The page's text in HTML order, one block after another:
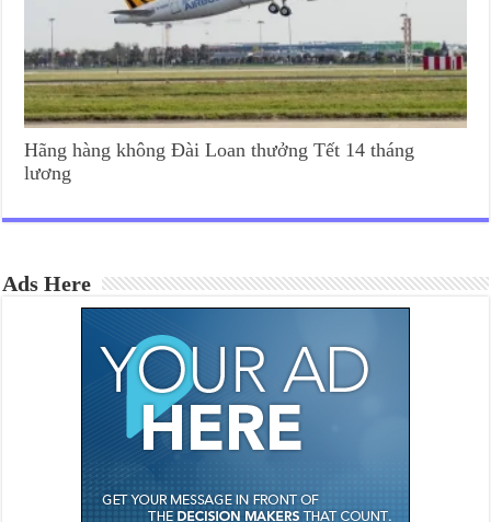
Hãng hàng không Đài Loan thưởng Tết 14 tháng
lương
Ads Here